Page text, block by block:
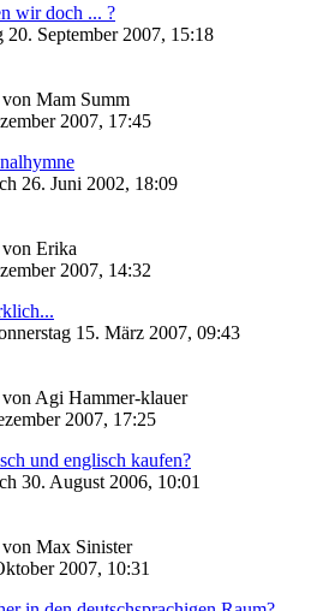
wir doch ... ?
20. September 2007, 15:18
von Mam Summ
2007, 17:45
26. Juni 2002, 18:09
von Erika
2007, 14:32
15. März 2007, 09:43
von Agi Hammer-klauer
2007, 17:25
und englisch kaufen?
30. August 2006, 10:01
von Max Sinister
2007, 10:31